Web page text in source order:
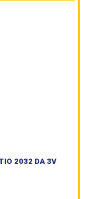
2032 DA 3V